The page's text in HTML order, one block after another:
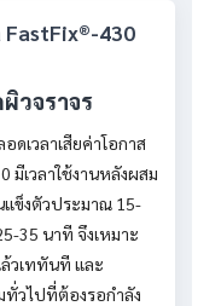
FastFix®-430
วจราจร
เวลาเสียค่าโอกาส
มีเวลาใช้งานหลังผสม
แข็งตัวประมาณ 15-
35 นาที จึงเหมาะ
วเททันที และ
ทั่วไปที่ต้องรอกำลัง